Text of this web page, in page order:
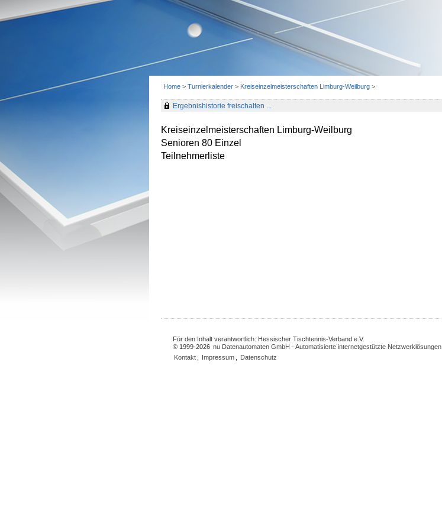
Home > Turnierkalender > Kreiseinzelmeisterschaften Limburg-Weilburg >
Ergebnishistorie freischalten ...
Kreiseinzelmeisterschaften Limburg-Weilburg
Senioren 80 Einzel
Teilnehmerliste
Für den Inhalt verantwortlich: Hessischer Tischtennis-Verband e.V.
© 1999-2026 nu Datenautomaten GmbH - Automatisierte internetgestützte Netzwerklösungen
Kontakt
Impressum Datenschutz